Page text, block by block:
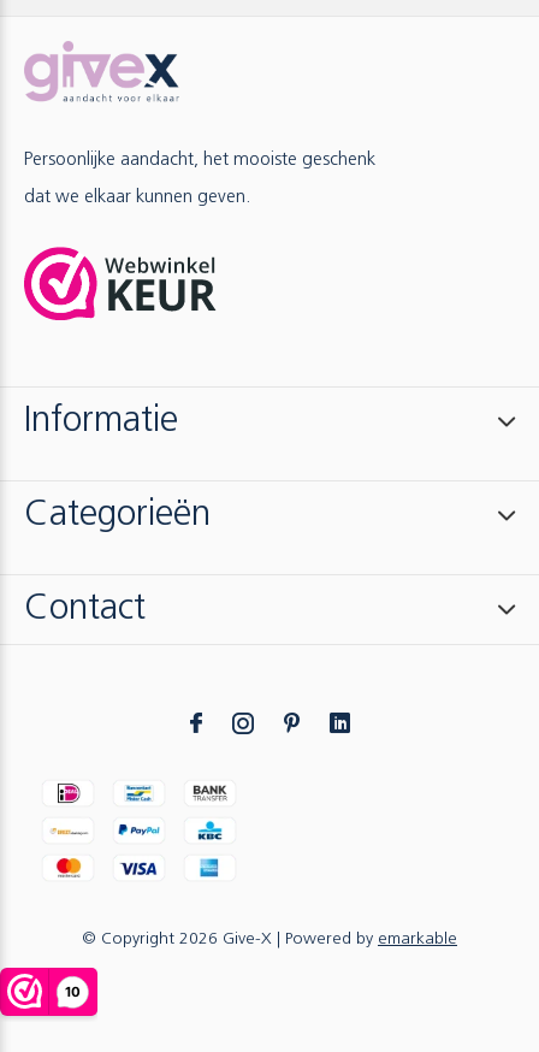
Persoonlijke aandacht, het mooiste geschenk
dat we elkaar kunnen geven.
Informatie
Categorieën
Contact
© Copyright 2026 Give-X | Powered by emarkable